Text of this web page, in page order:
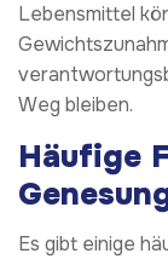
Lebensmittel
Weg bleiben.
Häufige
Es gibt einige